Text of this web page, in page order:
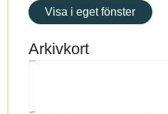
Visa i eget fönster
Arkivkort